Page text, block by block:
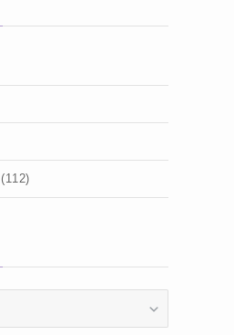
(112)